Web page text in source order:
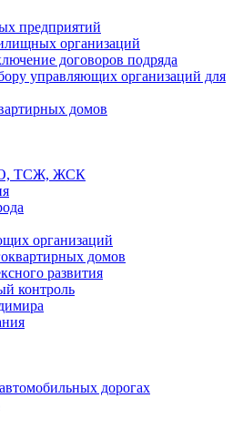
предприятий
организаций
договоров подряда
управляющих организаций для
домов
ТСЖ, ЖСК
организаций
домов
развития
контроль
дорогах